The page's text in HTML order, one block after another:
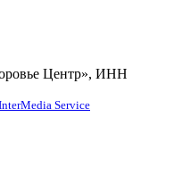
Центр», ИНН
Service